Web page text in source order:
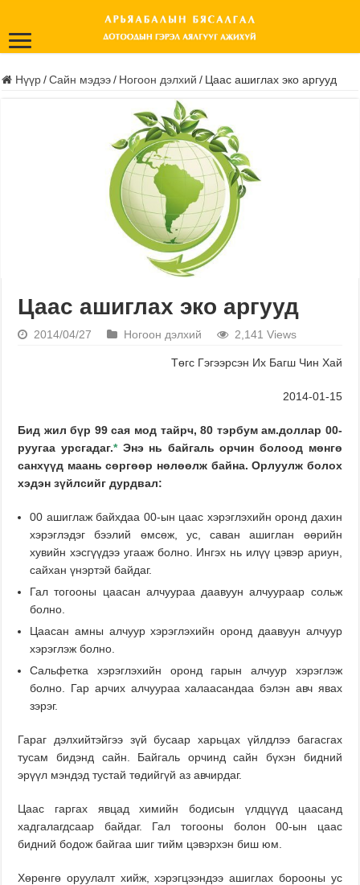
Нүүр / Сайн мэдээ / Ногоон дэлхий / Цаас ашиглах эко аргууд
Цаас ашиглах эко аргууд
2014/04/27 Ногоон дэлхий 2,141 Views
Төгс Гэгээрсэн Их Багш Чин Хай
2014-01-15
Бид жил бүр 99 сая мод тайрч, 80 тэрбум ам.доллар 00-
руугаа урсгадаг.* Энэ нь байгаль орчин болоод мөнгө
санхүүд маань сөргөөр нөлөөлж байна. Орлуулж болох
хэдэн зүйлсийг дурдвал:
00 ашиглаж байхдаа 00-ын цаас хэрэглэхийн оронд дахин
хэрэглэдэг бээлий өмсөж, ус, саван ашиглан өөрийн
хувийн хэсгүүдээ угааж болно. Ингэх нь илүү цэвэр ариун,
сайхан үнэртэй байдаг.
Гал тогооны цаасан алчуураа даавуун алчуураар сольж
болно.
Цаасан амны алчуур хэрэглэхийн оронд даавуун алчуур
хэрэглэж болно.
Сальфетка хэрэглэхийн оронд гарын алчуур хэрэглэж
болно. Гар арчих алчуураа халаасандаа бэлэн авч явах
зэрэг.
Гараг дэлхийтэйгээ зүй бусаар харьцах үйлдлээ багасгах
тусам бидэнд сайн. Байгаль орчинд сайн бүхэн бидний
эрүүл мэндэд тустай төдийгүй аз авчирдаг.
Цаас гаргах явцад химийн бодисын үлдцүүд цаасанд
хадгалагдсаар байдаг. Гал тогооны болон 00-ын цаас
бидний бодож байгаа шиг тийм цэвэрхэн биш юм.
Хөрөнгө оруулалт хийж, хэрэгцээндээ ашиглах борооны ус